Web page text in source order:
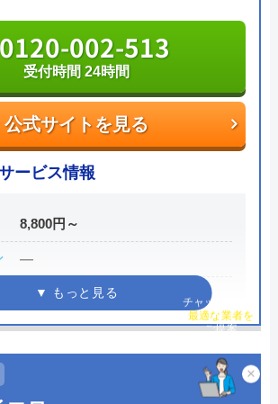
料金で交換していただきありがとう
した。また何卒宜しくお願い致しま
Googleクチコミを見る
公式サイトを見る
0120-46-9512
受付時間 24時間
本情報
〒020-0125
岩手県盛岡市上堂3丁目13番35号
公式サイトを見る
0120-002-513
受付時間 24時間
ービス情報
8,800円～
―
最短30分
24時間
出張見積もり無料
×
チャット診断で
最適な業者を
ご提案